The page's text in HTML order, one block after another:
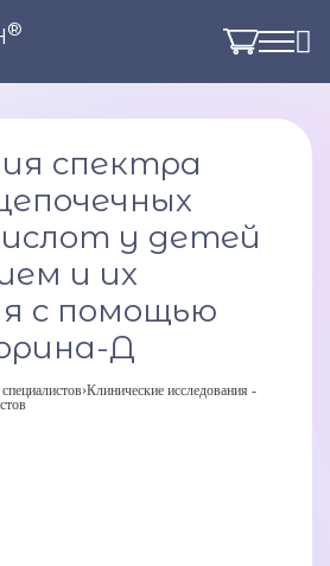
®
спектра
у детей
и их
с помощью
Д
›Клинические исследования -